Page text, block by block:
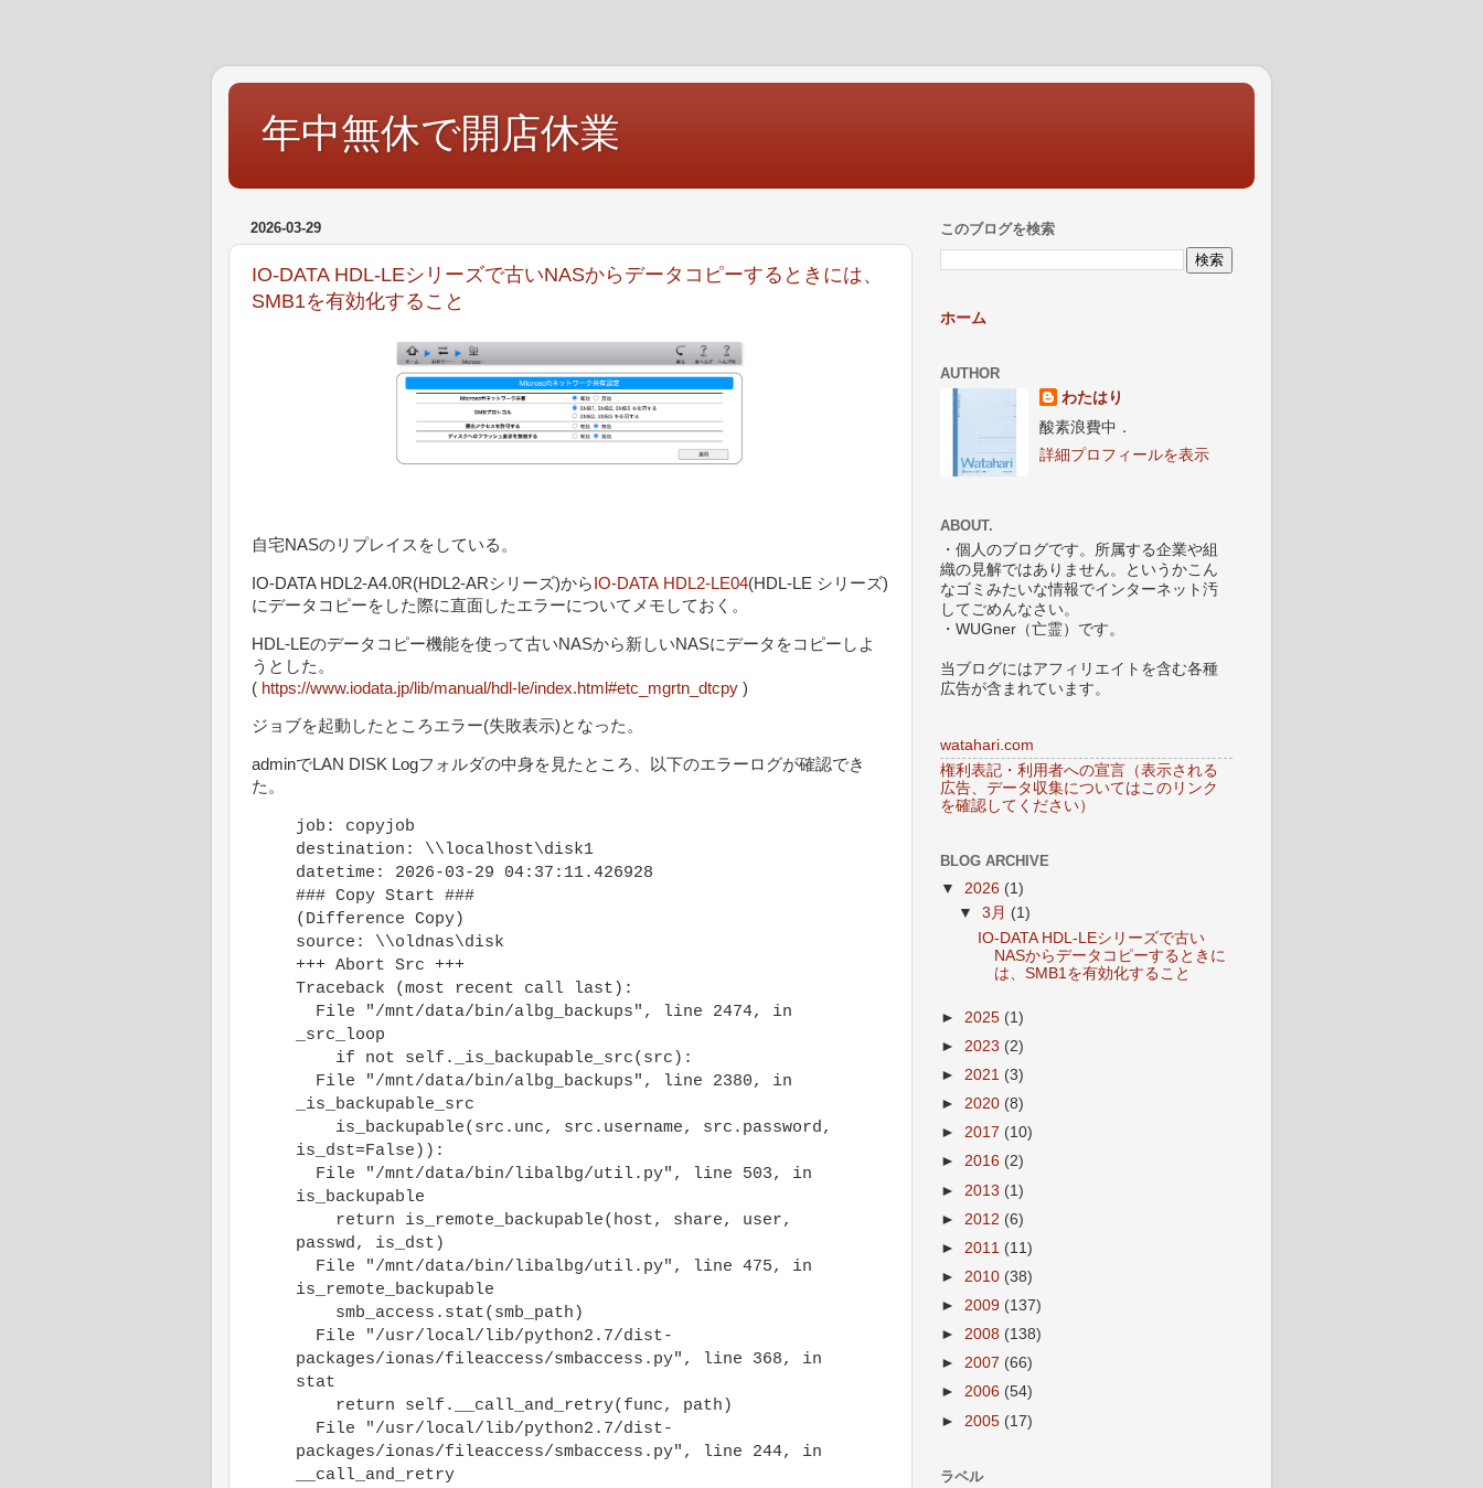
年中無休で開店休業
2026-03-29
IO-DATA HDL-LEシリーズで古いNASからデータコピーするときには、
SMB1を有効化すること
自宅NASのリプレイスをしている。
IO-DATA HDL2-A4.0R(HDL2-ARシリーズ)から IO-DATA HDL2-LE04(HDL-LE シリーズ)
にデータコピーをした際に直面したエラーについてメモしておく。
HDL-LEのデータコピー機能を使って古いNASから新しいNASにデータをコピーしよ
うとした。
( https://www.iodata.jp/lib/manual/hdl-le/index.html#etc_mgrtn_dtcpy )
ジョブを起動したところエラー(失敗表示)となった。
adminでLAN DISK Logフォルダの中身を見たところ、以下のエラーログが確認でき
た。
job: copyjob
destination: \\localhost\disk1
datetime: 2026-03-29 04:37:11.426928
### Copy Start ###
(Difference Copy)
source: \\oldnas\disk
+++ Abort Src +++
Traceback (most recent call last):
File "/mnt/data/bin/albg_backups", line 2474, in
_src_loop
if not self._is_backupable_src(src):
File "/mnt/data/bin/albg_backups", line 2380, in
_is_backupable_src
is_backupable(src.unc, src.username, src.password,
is_dst=False)):
File "/mnt/data/bin/libalbg/util.py", line 503, in
is_backupable
return is_remote_backupable(host, share, user,
passwd, is_dst)
File "/mnt/data/bin/libalbg/util.py", line 475, in
is_remote_backupable
smb_access.stat(smb_path)
File "/usr/local/lib/python2.7/dist-
packages/ionas/fileaccess/smbaccess.py", line 368, in
stat
return self.__call_and_retry(func, path)
File "/usr/local/lib/python2.7/dist-
packages/ionas/fileaccess/smbaccess.py", line 244, in
__call_and_retry
このブログを検索
ホーム
AUTHOR
わたはり
酸素浪費中．
詳細プロフィールを表示
ABOUT.
・個人のブログです。所属する企業や組
織の見解ではありません。というかこん
なゴミみたいな情報でインターネット汚
してごめんなさい。
・WUGner（亡霊）です。
当ブログにはアフィリエイトを含む各種
広告が含まれています。
watahari.com
権利表記・利用者への宣言（表示される
広告、データ収集についてはこのリンク
を確認してください）
BLOG ARCHIVE
▼ 2026 (1)
▼3月 (1)
IO-DATA HDL-LEシリーズで古い
NASからデータコピーするときに
は、SMB1を有効化すること
► 2025 (1)
► 2023 (2)
► 2021 (3)
► 2020 (8)
► 2017 (10)
► 2016 (2)
► 2013 (1)
► 2012 (6)
► 2011 (11)
► 2010 (38)
► 2009 (137)
► 2008 (138)
► 2007 (66)
► 2006 (54)
► 2005 (17)
ラベル